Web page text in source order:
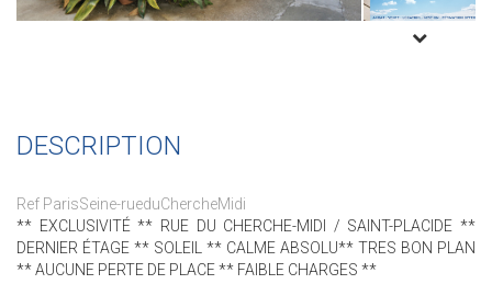
DESCRIPTION
Ref ParisSeine-rueduChercheMidi
** EXCLUSIVITÉ ** RUE DU CHERCHE-MIDI / SAINT-PLACIDE **
DERNIER ÉTAGE ** SOLEIL ** CALME ABSOLU** TRES BON PLAN
** AUCUNE PERTE DE PLACE ** FAIBLE CHARGES **